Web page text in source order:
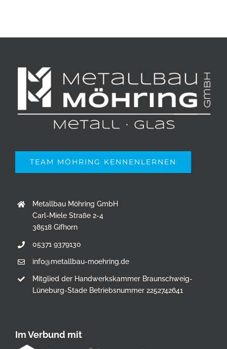
TEAM MÖHRING KENNENLERNEN
Metallbau Möhring GmbH
Carl-Miele Straße 2-4
38518 Gifhorn
05371 9379130
info@metallbau-moehring.de
Mitglied der Handwerkskammer Braunschweig-
Lüneburg-Stade Betriebsnummer 2252742641
Im Verbund mit